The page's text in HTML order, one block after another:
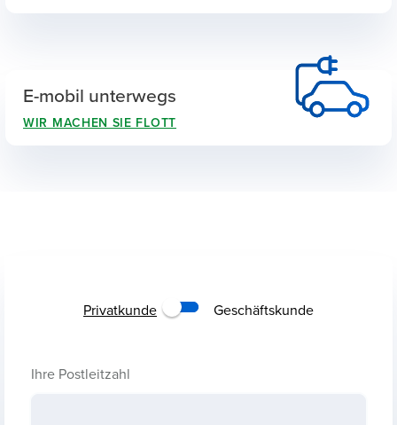
E-mobil unterwegs
WIR MACHEN SIE FLOTT
Privatkunde Geschäftskunde
Ihre Postleitzahl